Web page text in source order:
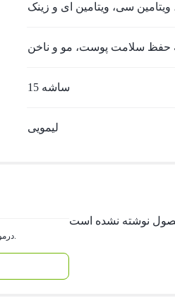
ویتامین سی، ویتامین ای و زینک
حفظ سلامت پوست، مو و ناخن
15 ساشه
لیمویی
درمورد این محصول دیدگاه درج کنید.